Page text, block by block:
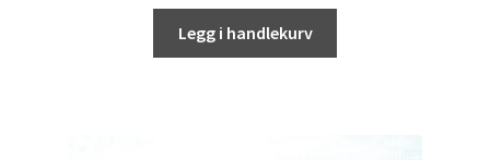
Legg i handlekurv